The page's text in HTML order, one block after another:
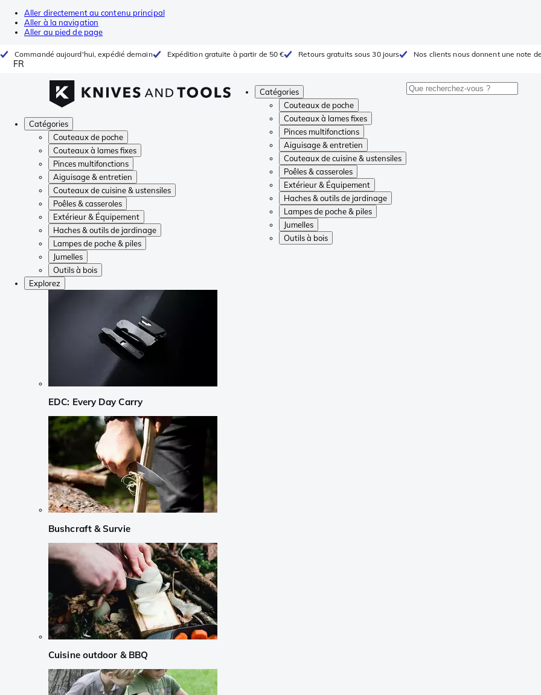
Aller directement au contenu principal
Aller à la navigation
Aller au pied de page
Commandé aujourd'hui, expédié demain Expédition gratuite à partir de 50 € Retours gratuits sous 30 jours Nos clients nous donnent une note
FR
Catégories
Couteaux de poche
Couteaux à lames fixes
Pinces multifonctions
Aiguisage & entretien
Couteaux de cuisine & ustensiles
Poêles & casseroles
Extérieur & Équipement
Haches & outils de jardinage
Lampes de poche & piles
Jumelles
Outils à bois
Catégories
Couteaux de poche
Couteaux à lames fixes
Pinces multifonctions
Aiguisage & entretien
Couteaux de cuisine & ustensiles
Poêles & casseroles
Extérieur & Équipement
Haches & outils de jardinage
Lampes de poche & piles
Jumelles
Outils à bois
Explorez
EDC: Every Day Carry
Bushcraft & Survie
Cuisine outdoor & BBQ